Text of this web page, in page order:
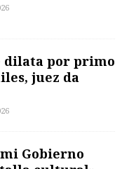
dilata por primo
juez da
Gobierno